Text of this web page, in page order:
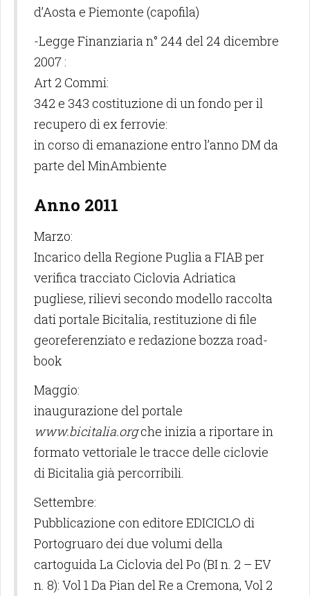
d’Aosta e Piemonte (capofila)
-Legge Finanziaria n° 244 del 24 dicembre
2007 :
Art 2 Commi:
342 e 343 costituzione di un fondo per il
recupero di ex ferrovie:
in corso di emanazione entro l’anno DM da
parte del MinAmbiente
Anno 2011
Marzo:
Incarico della Regione Puglia a FIAB per
verifica tracciato Ciclovia Adriatica
pugliese, rilievi secondo modello raccolta
dati portale Bicitalia, restituzione di file
georeferenziato e redazione bozza road-
book
Maggio:
inaugurazione del portale
www.bicitalia.orgche inizia a riportare in
formato vettoriale le tracce delle ciclovie
di Bicitalia già percorribili.
Settembre:
Pubblicazione con editore EDICICLO di
Portogruaro dei due volumi della
cartoguida La Ciclovia del Po (BI n. 2 – EV
n. 8): Vol 1 Da Pian del Re a Cremona, Vol 2